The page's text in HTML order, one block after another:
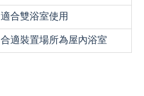
適合雙浴室使用
合適裝置場所為屋內浴室